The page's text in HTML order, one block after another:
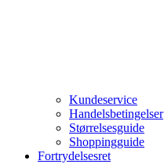
Kundeservice
Handelsbetingelser
Størrelsesguide
Shoppingguide
Fortrydelsesret